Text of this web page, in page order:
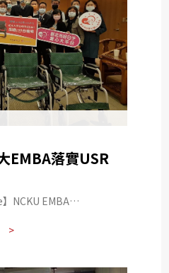
EMBA落實USR
NCKU EMBA
Taipei City